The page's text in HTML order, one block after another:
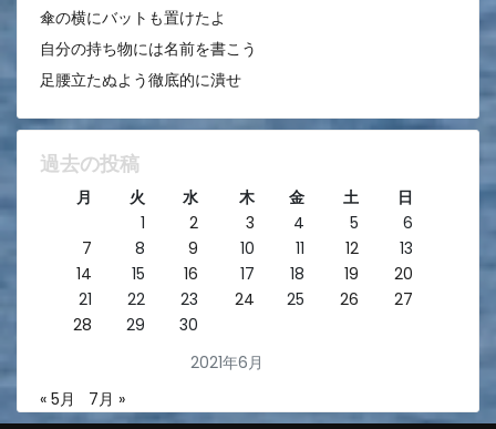
傘の横にバットも置けたよ
自分の持ち物には名前を書こう
足腰立たぬよう徹底的に潰せ
過去の投稿
2021年6月
月 火 水 木 金 土
日
1
2 3 4 5
6
7
8 9 10 11 12
13
14
15 16 17 18 19
20
21
22 23 24 25 26
27
28
29 30
« 5月 7月 »